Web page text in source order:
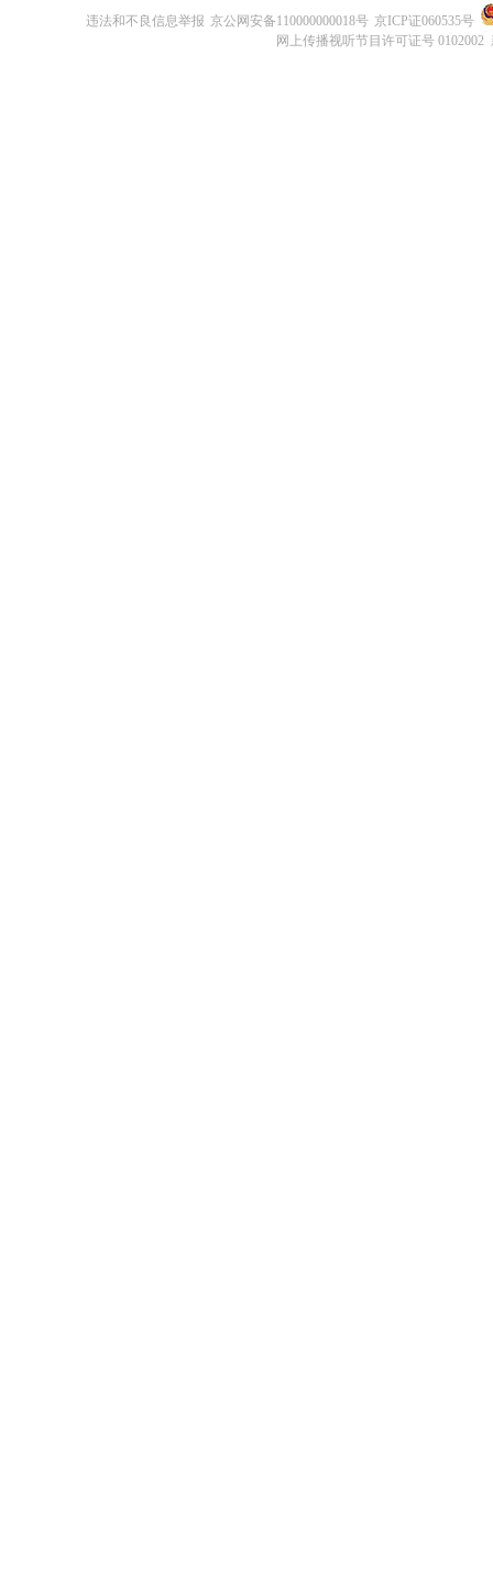
违法和不良信息举报 京公网安备110000000018号 京ICP证060535号
网上传播视听节目许可证号 0102002